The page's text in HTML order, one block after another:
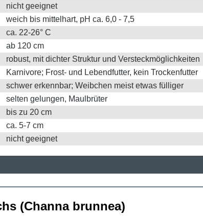
nicht geeignet
weich bis mittelhart, pH ca. 6,0 - 7,5
ca. 22-26° C
ab 120 cm
robust, mit dichter Struktur und Versteckmöglichkeiten
Karnivore; Frost- und Lebendfutter, kein Trockenfutter
schwer erkennbar; Weibchen meist etwas fülliger
selten gelungen, Maulbrüter
bis zu 20 cm
ca. 5-7 cm
nicht geeignet
(Channa brunnea)